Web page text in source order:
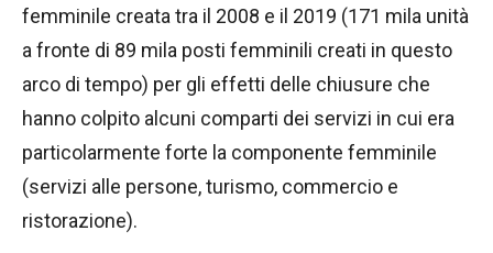
femminile creata tra il 2008 e il 2019 (171 mila unità
a fronte di 89 mila posti femminili creati in questo
arco di tempo) per gli effetti delle chiusure che
hanno colpito alcuni comparti dei servizi in cui era
particolarmente forte la componente femminile
(servizi alle persone, turismo, commercio e
ristorazione).